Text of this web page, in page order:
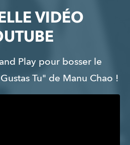
VIDÉO
Play pour bosser le
Tu" de Manu Chao !